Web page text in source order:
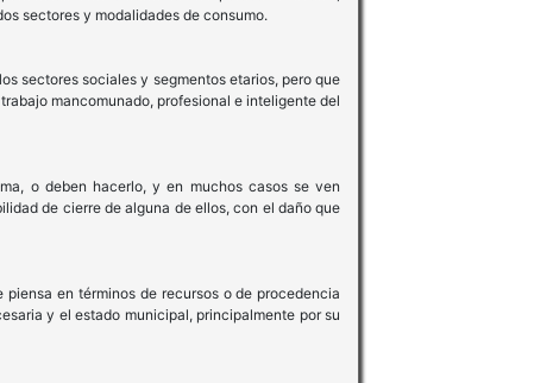
sectores y modalidades de consumo.
sectores sociales y segmentos etarios, pero que
mancomunado, profesional e inteligente del
o deben hacerlo, y en muchos casos se ven
de cierre de alguna de ellos, con el daño que
en términos de recursos o de procedencia
y el estado municipal, principalmente por su